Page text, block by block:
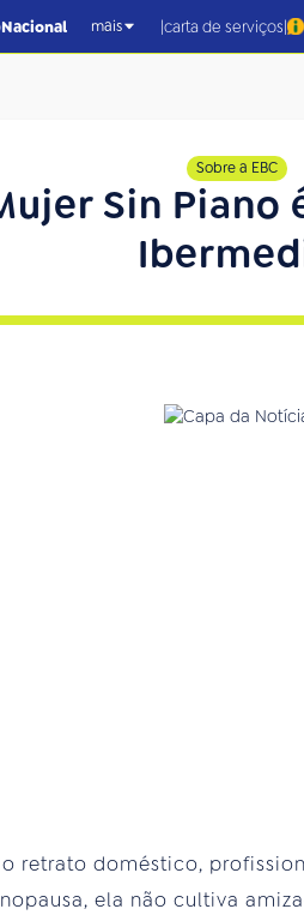
Nacional mais |carta de serviços|
Sobre a EBC
Sin Piano
retrato doméstico,
ela não cultiva